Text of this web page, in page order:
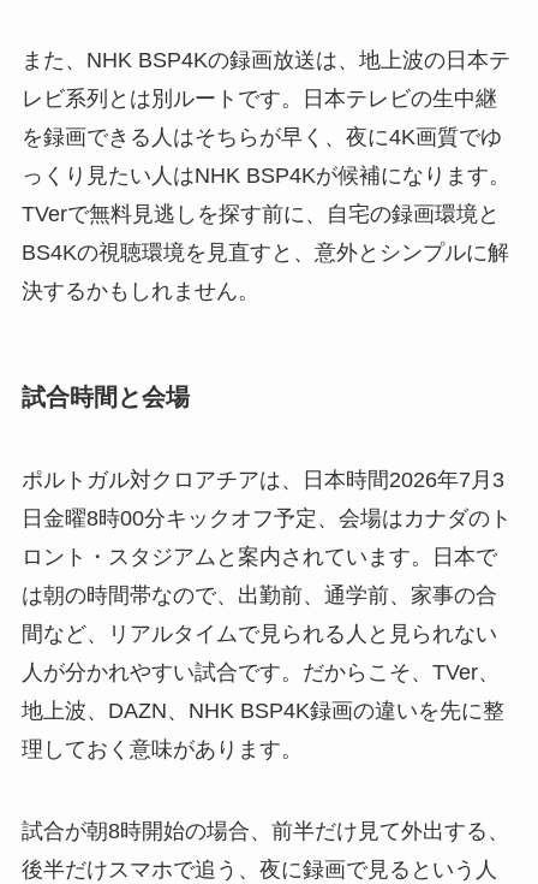
また、NHK BSP4Kの録画放送は、地上波の日本テ
レビ系列とは別ルートです。日本テレビの生中継
を録画できる人はそちらが早く、夜に4K画質でゆ
っくり見たい人はNHK BSP4Kが候補になります。
TVerで無料見逃しを探す前に、自宅の録画環境と
BS4Kの視聴環境を見直すと、意外とシンプルに解
決するかもしれません。
試合時間と会場
ポルトガル対クロアチアは、日本時間2026年7月3
日金曜8時00分キックオフ予定、会場はカナダのト
ロント・スタジアムと案内されています。日本で
は朝の時間帯なので、出勤前、通学前、家事の合
間など、リアルタイムで見られる人と見られない
人が分かれやすい試合です。だからこそ、TVer、
地上波、DAZN、NHK BSP4K録画の違いを先に整
理しておく意味があります。
試合が朝8時開始の場合、前半だけ見て外出する、
後半だけスマホで追う、夜に録画で見るという人